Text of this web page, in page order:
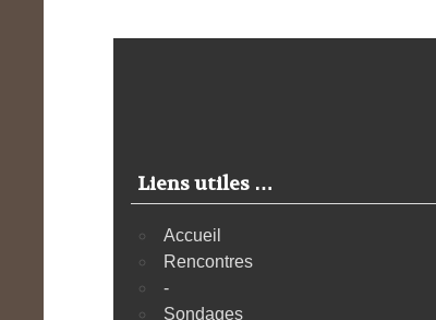
Liens utiles …
Accueil
Rencontres
-
Sondages